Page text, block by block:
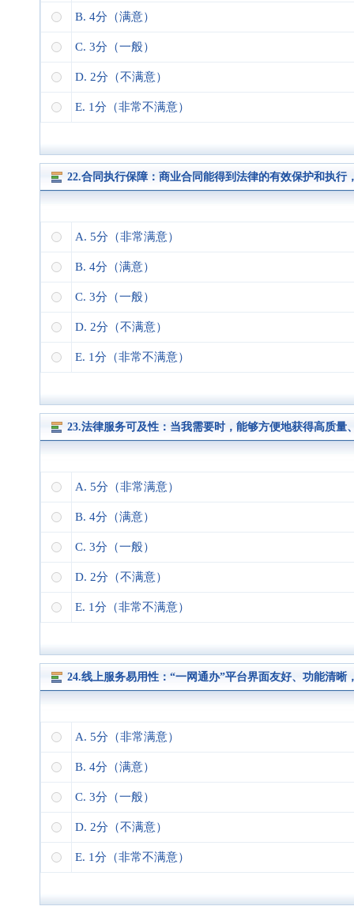
B. 4分（满意）
C. 3分（一般）
D. 2分（不满意）
E. 1分（非常不满意）
22.合同执行保障：商业合同能得到法律的有效保护和执
A. 5分（非常满意）
B. 4分（满意）
C. 3分（一般）
D. 2分（不满意）
E. 1分（非常不满意）
23.法律服务可及性：当我需要时，能够方便地获得高质量
A. 5分（非常满意）
B. 4分（满意）
C. 3分（一般）
D. 2分（不满意）
E. 1分（非常不满意）
24.线上服务易用性：“一网通办”平台界面友好、功能清
A. 5分（非常满意）
B. 4分（满意）
C. 3分（一般）
D. 2分（不满意）
E. 1分（非常不满意）